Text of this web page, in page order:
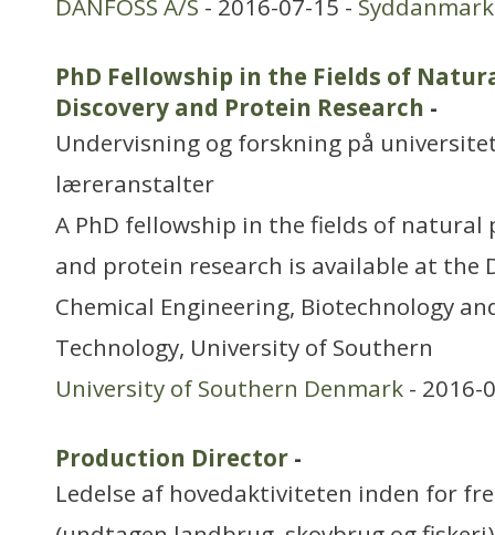
DANFOSS A/S - 2016-07-15 - Syddanmark
PhD Fellowship in the Fields of
Discovery and Protein Research -
Undervisning og forskning på
læreranstalter
A PhD fellowship in the fields of natural
and protein research is available at the
Chemical Engineering, Biotechnology
Technology, University of Southern
University of Southern Denmark - 2016-
Production Director -
Ledelse af hovedaktiviteten inden for